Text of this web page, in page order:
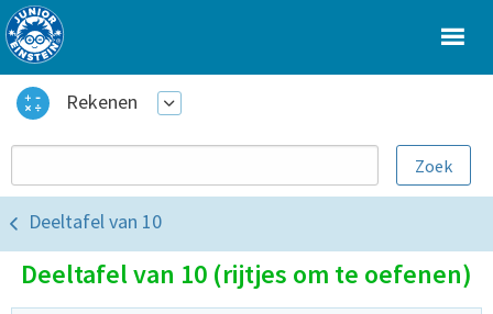
Rekenen
Deeltafel van 10
Deeltafel van 10 (rijtjes om te oefenen)